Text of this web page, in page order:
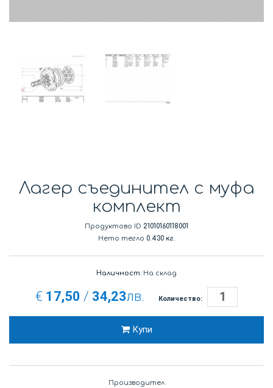
Лагер съединител с муфа
комплект
Продуктово ID 21010160118001
Нето тегло 0.430 кг.
Наличност: На склад
€ 17,50 / 34,23лв. Количество:
Купи
Производител